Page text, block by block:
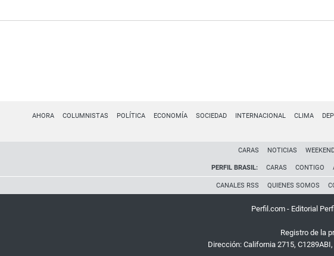
AHORA COLUMNISTAS POLÍTICA ECONOMÍA SOCIEDAD INTERNACIONAL CLIMA
CARAS NOTICIAS
PERFIL BRASIL: CARAS CONTIGO
CANALES RSS QUIENES SOMOS
Perfil.com - Editorial
Registro de la
Dirección: California 2715, C1289ABI,